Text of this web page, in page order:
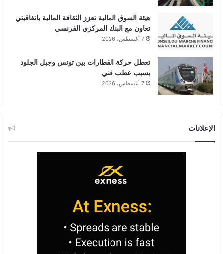
هيئة السوق المالية تعزز الثقافة المالية باتفاقيتي
تعاون مع البنك المركزي الفرنسي
7 أغسطس، 2026
تعطل حركة القطارات بين تونس وجبل الجلود
بسبب عطب فني
7 أغسطس، 2026
الإعلانات